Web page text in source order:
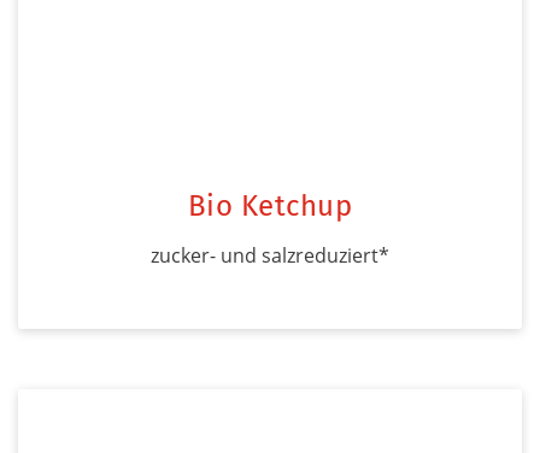
Bio Ketchup
zucker- und salzreduziert*